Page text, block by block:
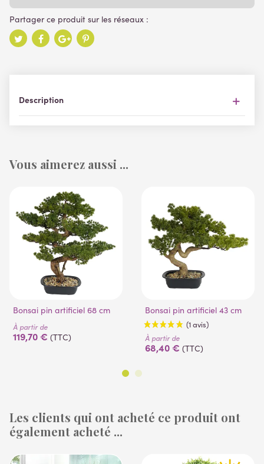
Description
Vous aimerez aussi ...
Bonsai pin artificiel 68 cm
À partir de
119,70 € (TTC)
Bonsai pin artificiel 43 cm
À partir de
68,40 € (TTC)
Les clients qui ont acheté ce produit ont
également acheté ...